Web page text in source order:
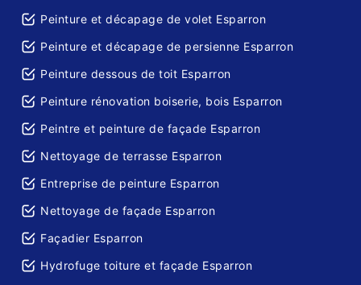
Peinture et décapage de volet Esparron
Peinture et décapage de persienne Esparron
Peinture dessous de toit Esparron
Peinture rénovation boiserie, bois Esparron
Peintre et peinture de façade Esparron
Nettoyage de terrasse Esparron
Entreprise de peinture Esparron
Nettoyage de façade Esparron
Façadier Esparron
Hydrofuge toiture et façade Esparron